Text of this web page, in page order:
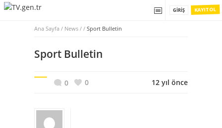
KAYIT OL
GIRIŞ
Ana Sayfa / News / / Sport Bulletin
Sport Bulletin
0 0 12 yıl önce